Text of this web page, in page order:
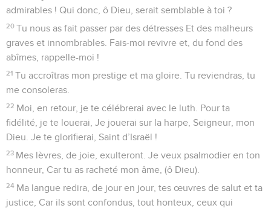
admirables ! Qui donc, ô Dieu, serait semblable à toi ?
20 Tu nous as fait passer par des détresses Et des malheurs
graves et innombrables. Fais-moi revivre et, du fond des
abîmes, rappelle-moi !
21 Tu accroîtras mon prestige et ma gloire. Tu reviendras, tu
me consoleras.
22 Moi, en retour, je te célébrerai avec le luth. Pour ta
fidélité, je te louerai, Je jouerai sur la harpe, Seigneur, mon
Dieu. Je te glorifierai, Saint d’Israël !
23 Mes lèvres, de joie, exulteront. Je veux psalmodier en ton
honneur, Car tu as racheté mon âme, (ô Dieu).
24 Ma langue redira, de jour en jour, tes œuvres de salut et ta
justice, Car ils sont confondus, tout honteux, ceux qui